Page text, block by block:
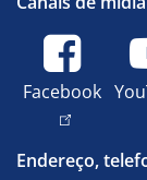
Facebook
Endereço,